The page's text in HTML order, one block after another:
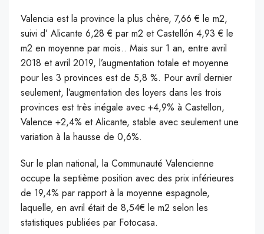
Valencia est la province la plus chère, 7,66 € le m2,
suivi d’ Alicante 6,28 € par m2 et Castellón 4,93 € le
m2 en moyenne par mois.. Mais sur 1 an, entre avril
2018 et avril 2019, l’augmentation totale et moyenne
pour les 3 provinces est de 5,8 %. Pour avril dernier
seulement, l’augmentation des loyers dans les trois
provinces est très inégale avec +4,9% à Castellon,
Valence +2,4% et Alicante, stable avec seulement une
variation à la hausse de 0,6%.
Sur le plan national, la Communauté Valencienne
occupe la septième position avec des prix inférieures
de 19,4% par rapport à la moyenne espagnole,
laquelle, en avril était de 8,54€ le m2 selon les
statistiques publiées par Fotocasa.